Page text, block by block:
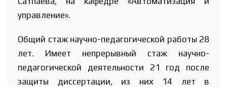
управление».
Общий стаж научно-педагогической работы 28
лет. Имеет непрерывный стаж научно-
педагогической деятельности 21 год после
защиты диссертации, из них 14 лет в